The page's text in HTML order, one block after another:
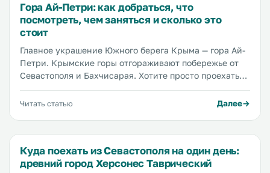
пообедать и отдохнуть после пляжа.
Гора Ай-Петри: как добраться, что
посмотреть, чем заняться и сколько это
стоит
Главное украшение Южного берега Крыма — гора Ай-
Петри. Крымские горы отгораживают побережье от
Севастополя и Бахчисарая. Хотите просто проехать
мимо этой скалистой красоты — садитесь на
автомобиль или автобус и езжайте из Ялты в
окрестностями с высоты полета орла, набрать
ароматных трав, спуститься в пещеры, покататься на
Читать статью Далее
Куда поехать из Севастополя на один день:
древний город Херсонес Таврический